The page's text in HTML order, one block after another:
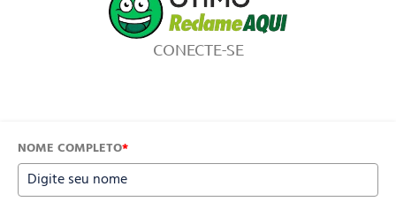
CONECTE-SE
NOME COMPLETO*